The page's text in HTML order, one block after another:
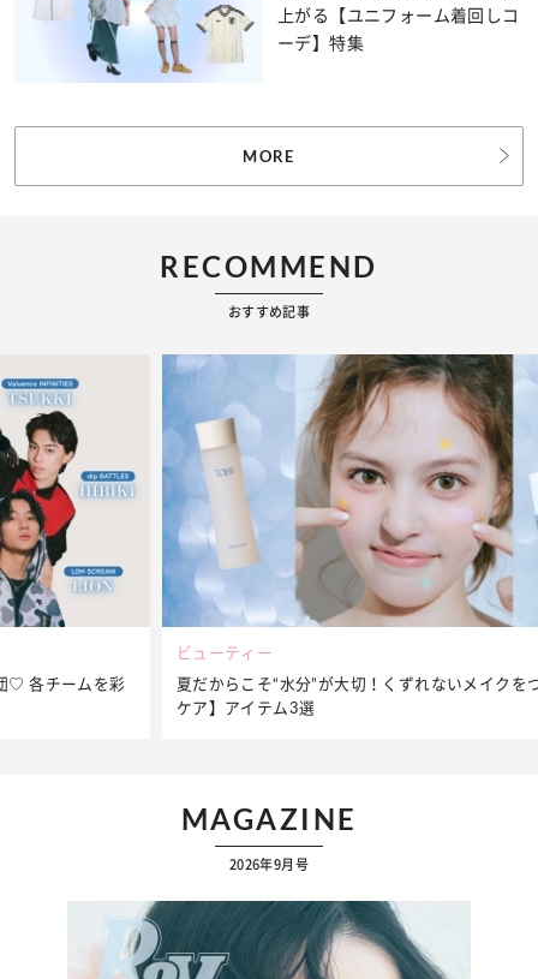
上がる【ユニフォーム着回しコ
ーデ】特集
MORE
RECOMMEND
おすすめ記事
夏だからこそ“水分”が大切！くずれないメイクをつくる【保湿
ケア】アイテム3選
MAGAZINE
2026年9月号